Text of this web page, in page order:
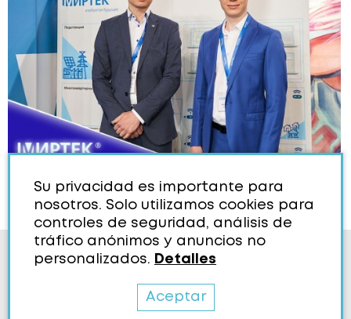
Política de Cookies
Su privacidad es importante para
nosotros. Solo utilizamos cookies para
controles de seguridad, análisis de
tráfico anónimos y anuncios no
personalizados. Detalles
Aceptar